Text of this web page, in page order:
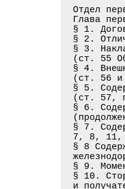
Отдел
Глава
§ 1.
§ 2.
§ 3.
(ст.
§ 4.
(ст.
§ 5.
(ст.
§ 6.
§ 7.
7, 8,
§ 8
§ 9.
§ 10.
и